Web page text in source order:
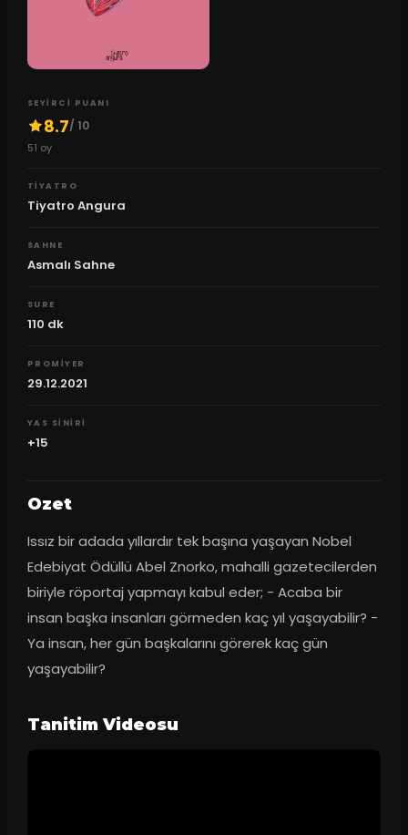
SEYIRCI PUANI
8.7/ 10
51 oy
TIYATRO
Tiyatro Angura
SAHNE
Asmalı Sahne
SURE
110 dk
PROMIYER
29.12.2021
YAS SINIRI
+15
Ozet
Issız bir adada yıllardır tek başına yaşayan Nobel
Edebiyat Ödüllü Abel Znorko, mahalli gazetecilerden
biriyle röportaj yapmayı kabul eder; - Acaba bir
insan başka insanları görmeden kaç yıl yaşayabilir? -
Ya insan, her gün başkalarını görerek kaç gün
yaşayabilir?
Tanitim Videosu